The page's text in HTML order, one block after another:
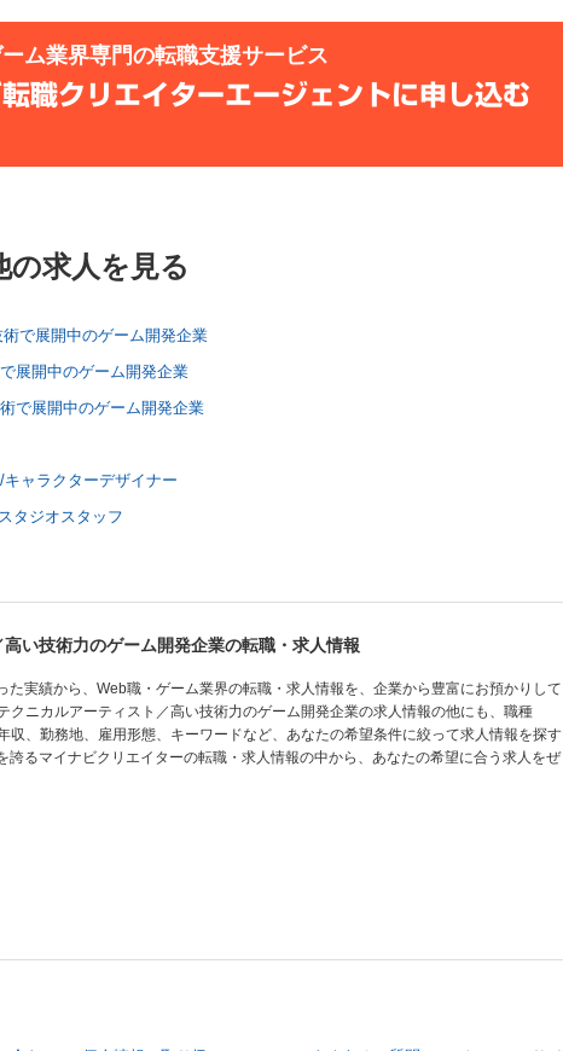
ム業界専門の転職支援サービス
職クリエイターエージェントに申し込む
の求人を見る
術で展開中のゲーム開発企業
展開中のゲーム開発企業
で展開中のゲーム開発企業
ャラクターデザイナー
タジオスタッフ
高い技術力のゲーム開発企業の転職・求人情報
た実績から、Web職・ゲーム業界の転職・求人情報を、企業から豊富にお預かりして
クニカルアーティスト／高い技術力のゲーム開発企業の求人情報の他にも、職種
収、勤務地、雇用形態、キーワードなど、あなたの希望条件に絞って求人情報を探す
誇るマイナビクリエイターの転職・求人情報の中から、あなたの希望に合う求人をぜ